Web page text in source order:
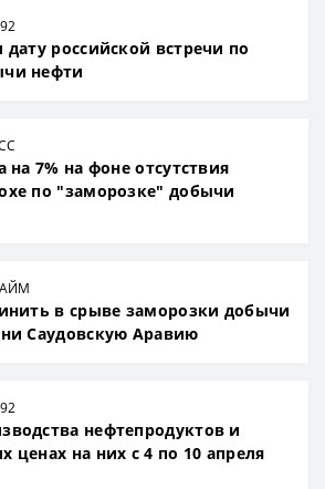
дату российской встречи по
нефти
на 7% на фоне отсутствия
по "заморозке" добычи
в срыве заморозки добычи
Саудовскую Аравию
нефтепродуктов и
ценах на них с 4 по 10 апреля